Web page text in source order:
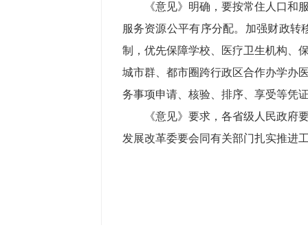
《意见》明确，要按常住人口
服务资源公平有序分配。加强财政
制，优先保障学校、医疗卫生机构、
城市群、都市圈跨行政区合作办学办
务事项申请、核验、排序、享受等凭
《意见》要求，各省级人民政
发展改革委要会同有关部门扎实推进